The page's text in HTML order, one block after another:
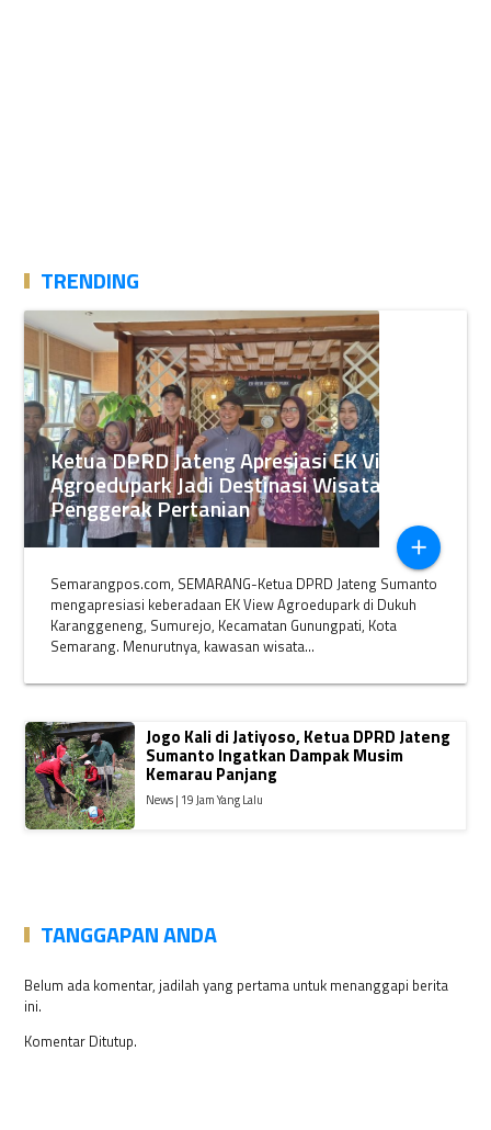
TRENDING
Ketua DPRD Jateng Apresiasi EK View
Agroedupark Jadi Destinasi Wisata
Penggerak Pertanian
add
Semarangpos.com, SEMARANG-Ketua DPRD Jateng Sumanto
mengapresiasi keberadaan EK View Agroedupark di Dukuh
Karanggeneng, Sumurejo, Kecamatan Gunungpati, Kota
Semarang. Menurutnya, kawasan wisata...
Jogo Kali di Jatiyoso, Ketua DPRD Jateng
Sumanto Ingatkan Dampak Musim
Kemarau Panjang
News | 19 Jam Yang Lalu
TANGGAPAN ANDA
Belum ada komentar, jadilah yang pertama untuk menanggapi berita
ini.
Komentar Ditutup.